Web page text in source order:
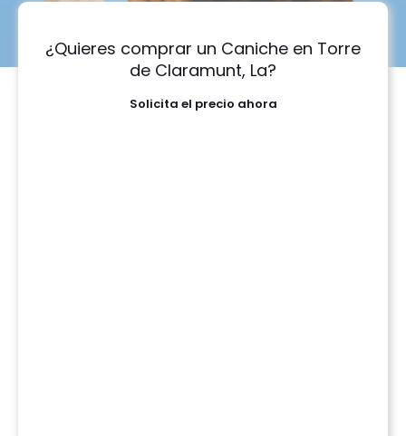
¿Quieres comprar un Caniche en Torre
de Claramunt, La?
Solicita el precio ahora